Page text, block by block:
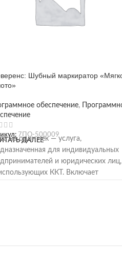
Шубный маркиратор
обеспечение,
ДАЛЕЕ
7ПО-500009
на один чек — услуга,
для индивидуальных
и юридических лиц,
ККТ. Включает